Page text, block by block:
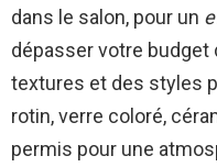
dans le salon, pour un
dépasser votre budget
textures et des styles
rotin, verre coloré,
permis pour une